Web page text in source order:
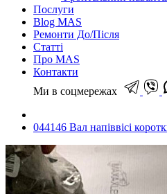
Послуги
Blog MAS
Ремонти До/Після
Статті
Про MAS
Контакти
Ми в соцмережах
044146 Вал напіввісі